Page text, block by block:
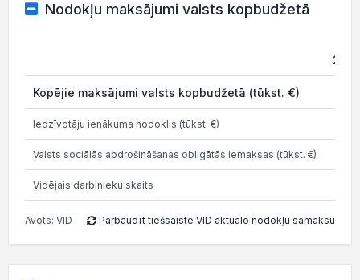
Nodokļu maksājumi valsts kopbudžetā
2025
Kopējie maksājumi valsts kopbudžetā (tūkst. €)
Iedzīvotāju ienākuma nodoklis (tūkst. €)
Valsts sociālās apdrošināšanas obligātās iemaksas (tūkst. €)
Vidējais darbinieku skaits
Avots: VID Pārbaudīt tiešsaistē VID aktuālo nodokļu samaksu